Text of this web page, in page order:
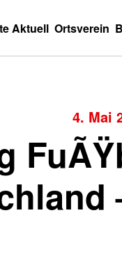
Aktuell Ortsverein
4. Mai